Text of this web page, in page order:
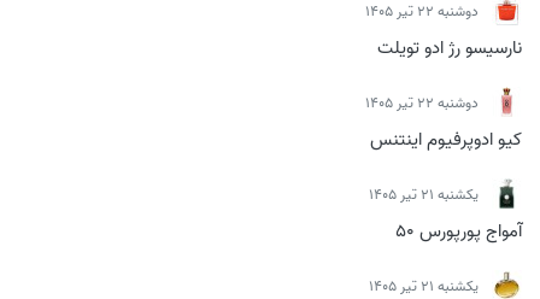
دوشنبه 22 تیر 1405
نارسیسو رژ ادو تویلت
دوشنبه 22 تیر 1405
کیو ادوپرفیوم اینتنس
يكشنبه 21 تیر 1405
آمواج پورپورس 50
يكشنبه 21 تیر 1405